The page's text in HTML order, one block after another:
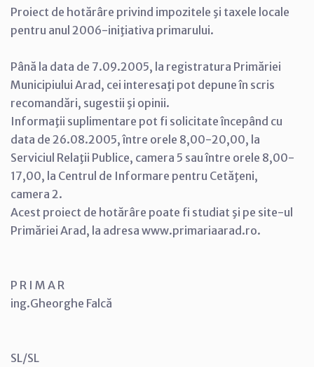
Proiect de hotărâre privind impozitele şi taxele locale
pentru anul 2006-iniţiativa primarului.
Până la data de 7.09.2005, la registratura Primăriei
Municipiului Arad, cei interesaţi pot depune în scris
recomandări, sugestii şi opinii.
Informaţii suplimentare pot fi solicitate începând cu
data de 26.08.2005, între orele 8,00-20,00, la
Serviciul Relaţii Publice, camera 5 sau între orele 8,00-
17,00, la Centrul de Informare pentru Cetăţeni,
camera 2.
Acest proiect de hotărâre poate fi studiat şi pe site-ul
Primăriei Arad, la adresa www.primariaarad.ro.
P R I M A R
ing.Gheorghe Falcă
SL/SL